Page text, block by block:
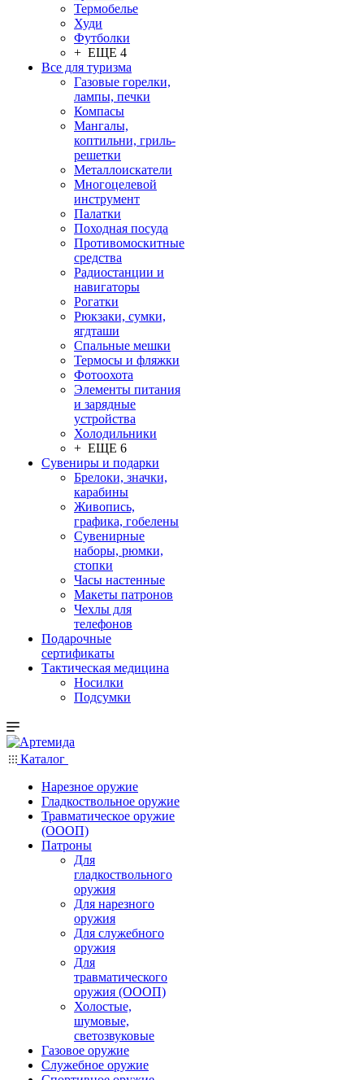
Термобелье
Худи
Футболки
+ ЕЩЕ 4
Все для туризма
Газовые горелки,
лампы, печки
Компасы
Мангалы,
коптильни, гриль-
решетки
Металлоискатели
Многоцелевой
инструмент
Палатки
Походная посуда
Противомоскитные
средства
Радиостанции и
навигаторы
Рогатки
Рюкзаки, сумки,
ягдташи
Спальные мешки
Термосы и фляжки
Фотоохота
Элементы питания
и зарядные
устройства
Холодильники
+ ЕЩЕ 6
Сувениры и подарки
Брелоки, значки,
карабины
Живопись,
графика, гобелены
Сувенирные
наборы, рюмки,
стопки
Часы настенные
Макеты патронов
Чехлы для
телефонов
Подарочные
сертификаты
Тактическая медицина
Носилки
Подсумки
Каталог
Нарезное оружие
Гладкоствольное оружие
Травматическое оружие
(ОООП)
Патроны
Для
гладкоствольного
оружия
Для нарезного
оружия
Для служебного
оружия
Для
травматического
оружия (ОООП)
Холостые,
шумовые,
светозвуковые
Газовое оружие
Служебное оружие